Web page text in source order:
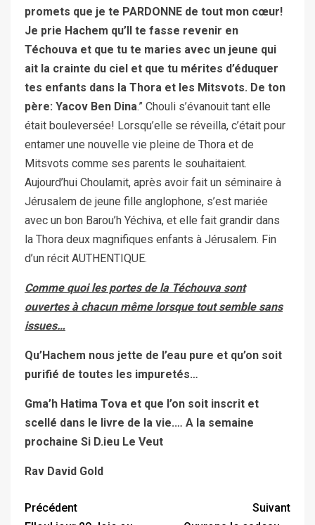
promets que je te PARDONNE de tout mon cœur!
Je prie Hachem qu’Il te fasse revenir en
Téchouva et que tu te maries avec un jeune qui
ait la crainte du ciel et que tu mérites d’éduquer
tes enfants dans la Thora et les Mitsvots. De ton
père: Yacov Ben Dina.” Chouli s’évanouit tant elle
était bouleversée! Lorsqu’elle se réveilla, c’était pour
entamer une nouvelle vie pleine de Thora et de
Mitsvots comme ses parents le souhaitaient.
Aujourd’hui Choulamit, après avoir fait un séminaire à
Jérusalem de jeune fille anglophone, s’est mariée
avec un bon Barou’h Yéchiva, et elle fait grandir dans
la Thora deux magnifiques enfants à Jérusalem. Fin
d’un récit AUTHENTIQUE.
Comme quoi les portes de la Téchouva sont
ouvertes à chacun même lorsque tout semble sans
issues…
Qu’Hachem nous jette de l’eau pure et qu’on soit
purifié de toutes les impuretés…
Gma’h Hatima Tova et que l’on soit inscrit et
scellé dans le livre de la vie.… A la semaine
prochaine Si D.ieu Le Veut
Rav David Gold
Précédent
Suivant